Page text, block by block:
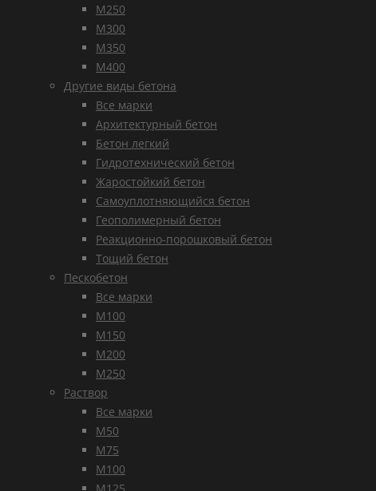
М250
М300
М350
М400
Другие виды бетона
Все марки
Архитектурный бетон
Бетон легкий
Гидротехнический бетон
Жаростойкий бетон
Самоуплотняющийся бетон
Геополимерный бетон
Реакционно-порошковый бетон
Тощий бетон
Пескобетон
Все марки
М100
М150
М200
М250
Раствор
Все марки
М50
М75
М100